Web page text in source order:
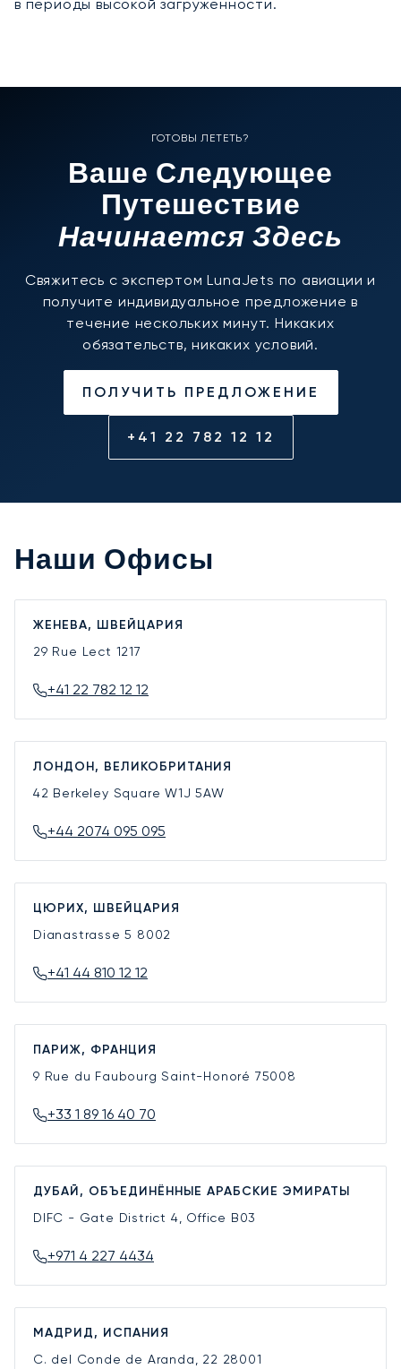
в периоды высокой загруженности.
ГОТОВЫ ЛЕТЕТЬ?
Ваше Следующее
Путешествие
Начинается Здесь
Свяжитесь с экспертом LunaJets по авиации и
получите индивидуальное предложение в
течение нескольких минут. Никаких
обязательств, никаких условий.
ПОЛУЧИТЬ ПРЕДЛОЖЕНИЕ
+41 22 782 12 12
Наши Офисы
ЖЕНЕВА, ШВЕЙЦАРИЯ
29 Rue Lect 1217
+41 22 782 12 12
ЛОНДОН, ВЕЛИКОБРИТАНИЯ
42 Berkeley SquareW1J 5AW
+44 2074 095 095
ЦЮРИХ, ШВЕЙЦАРИЯ
Dianastrasse 5 8002
+41 44 810 12 12
ПАРИЖ, ФРАНЦИЯ
9 Rue du Faubourg Saint-Honoré 75008
+33 1 89 16 40 70
ДУБАЙ, ОБЪЕДИНЁННЫЕ АРАБСКИЕ ЭМИРАТЫ
DIFC - Gate District 4, Office B03
+971 4 227 4434
МАДРИД, ИСПАНИЯ
C. del Conde de Aranda, 22 28001